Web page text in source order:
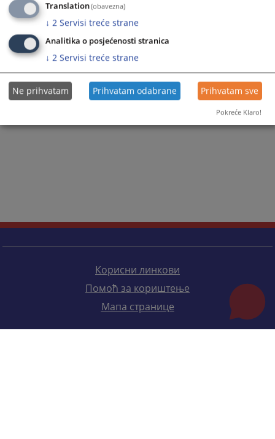
Корисни линкови
Помоћ за кориштење
Мапа странице
Translation(obavezna)
↓ 2 Servisi treće strane
Analitika o posjećenosti stranica
↓ 2 Servisi treće strane
Ne prihvatam Prihvatam odabrane Prihvatam sve
Pokreće Klaro!